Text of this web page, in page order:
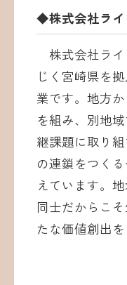
◆株式会社ライ
株式会社ライ
じく宮崎県を
業です。地方
を組み、別地
継課題に取り
の連鎖をつく
えています。
同士だからこ
たな価値創出を